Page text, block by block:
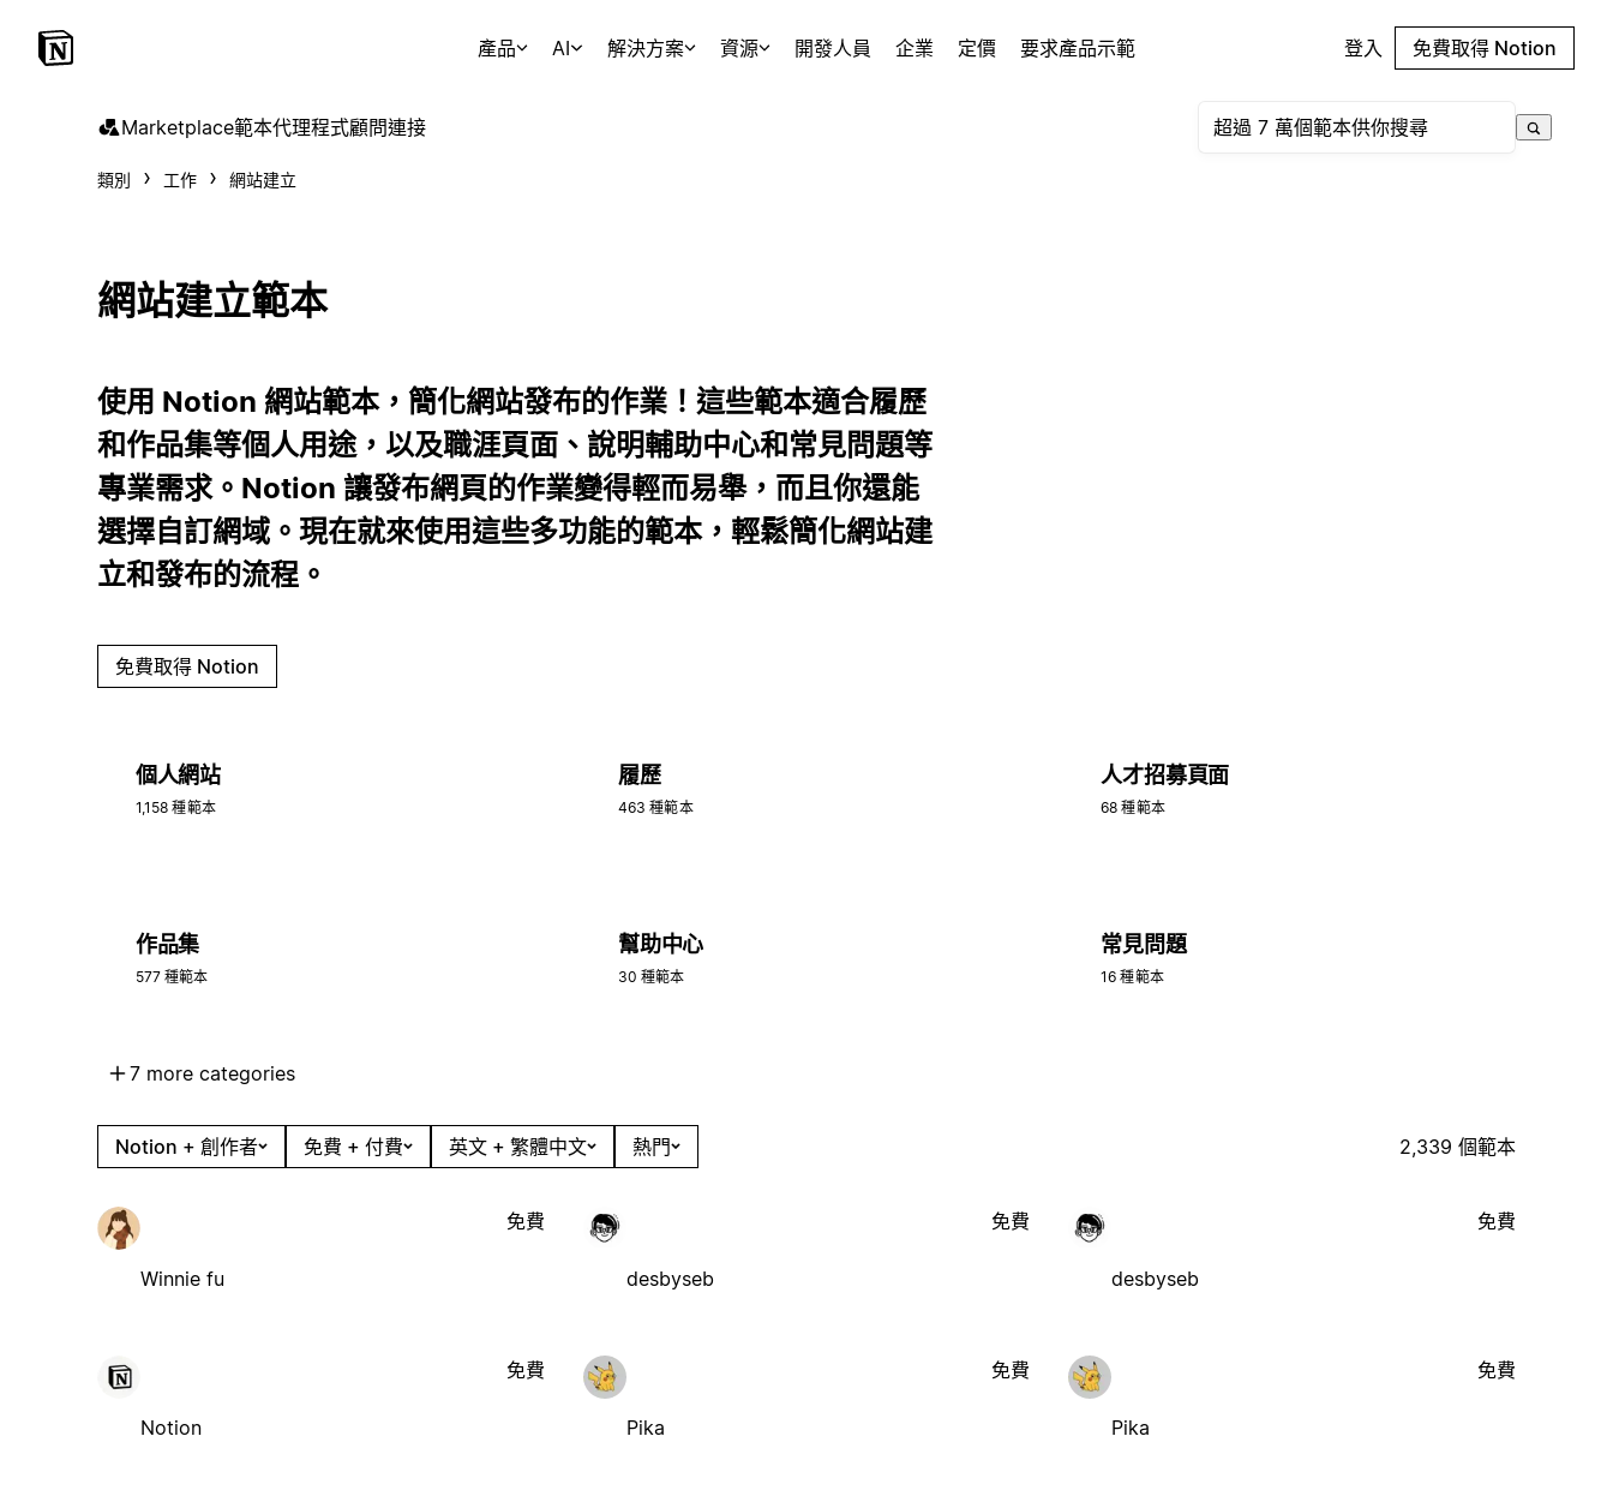
產品 AI 解決方案 資源 開發人員 企業 定價 要求產品示範 登入 免費取得 Notion
Marketplace範本代理程式顧問連接
類別 工作 網站建立
網站建立範本
使用 Notion 網站範本，簡化網站發布的作業！這些範本適合履歷
和作品集等個人用途，以及職涯頁面、說明輔助中心和常見問題等
專業需求。Notion 讓發布網頁的作業變得輕而易舉，而且你還能
選擇自訂網域。現在就來使用這些多功能的範本，輕鬆簡化網站建
立和發布的流程。
免費取得 Notion
個人網站
1,158 種範本
履歷
463 種範本
人才招募頁面
68 種範本
作品集
577 種範本
幫助中心
30 種範本
常見問題
16 種範本
7 more categories
Notion + 創作者 免費 + 付費 英文 + 繁體中文 熱門 2,339 個範本
Winnie fu
免費
desbyseb
免費
desbyseb
免費
Notion
免費
Pika
免費
Pika
免費